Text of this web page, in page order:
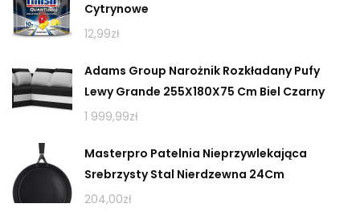
Cytrynowe
12,99zł
Adams Group Narożnik Rozkładany Pufy
Lewy Grande 255X180X75 Cm Biel Czarny
1 999,99zł
Masterpro Patelnia Nieprzywlekająca
Srebrzysty Stal Nierdzewna 24Cm
204,00zł